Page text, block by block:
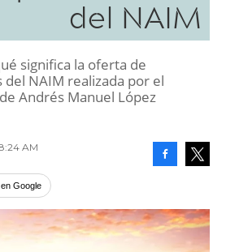
del NAIM
significa la oferta de
NAIM realizada por el
Andrés Manuel López
AM
Google